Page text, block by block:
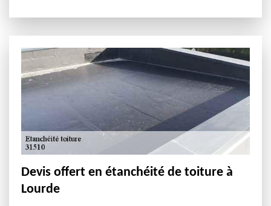
Devis offert en étanchéité de toiture à
Lourde